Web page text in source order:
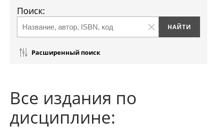
Поиск:
Расширенный поиск
Все издания по
дисциплине: